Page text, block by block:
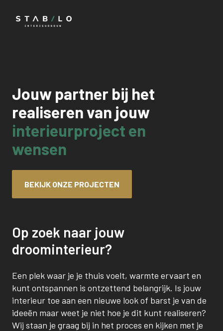
Jouw partner bij het
realiseren van jouw
interieurproject en
wensen
BEKIJK ONZE PROJECTEN
Op zoek naar jouw
droominterieur?
Een plek waar je je thuis voelt, warmte ervaart en
kunt ontspannen is ontzettend belangrijk. Is jouw
interieur toe aan een nieuwe look of barst je van de
ideeën maar weet je niet hoe je dit kunt realiseren?
Wij staan je graag bij in het proces en kijken met je